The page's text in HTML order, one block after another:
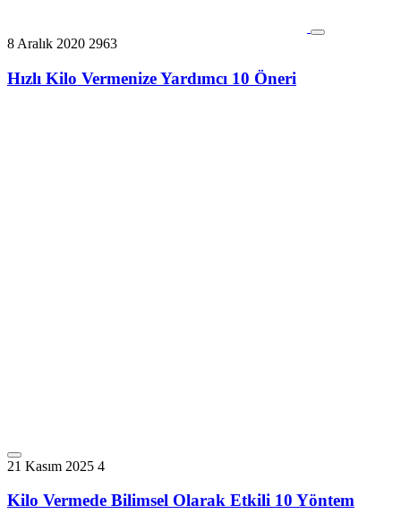
8 Aralık 2020 2963
Hızlı Kilo Vermenize Yardımcı 10 Öneri
21 Kasım 2025 4
Kilo Vermede Bilimsel Olarak Etkili 10 Yöntem